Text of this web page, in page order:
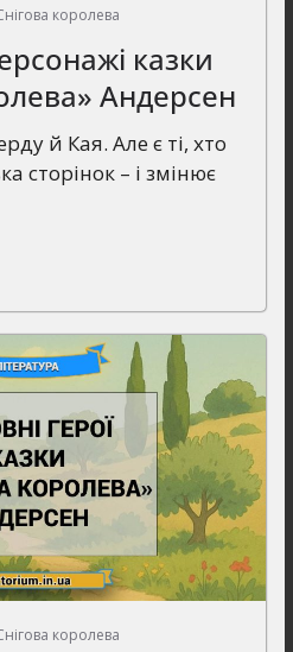
королева
казки
Андерсен
й Кая. Але є ті, хто
сторінок – і змінює
королева